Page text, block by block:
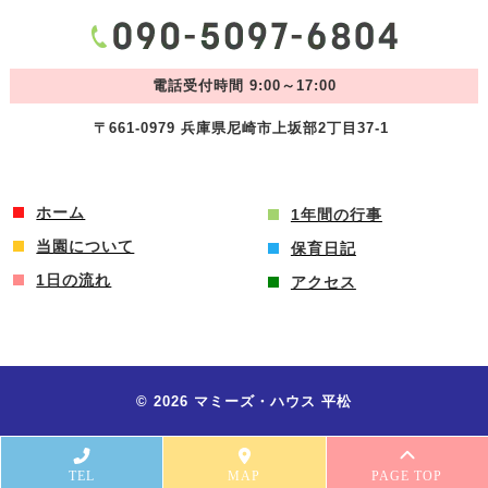
電話受付時間 9:00～17:00
〒661-0979 兵庫県尼崎市上坂部2丁目37-1
ホーム
当園について
1日の流れ
1年間の行事
保育日記
アクセス
© 2026 マミーズ・ハウス 平松
TEL MAP PAGE TOP